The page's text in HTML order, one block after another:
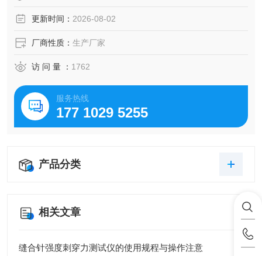
更新时间： 2026-08-02
厂商性质： 生产厂家
访 问 量 ： 1762
服务热线
177 1029 5255
产品分类
相关文章
缝合针强度刺穿力测试仪的使用规程与操作注意